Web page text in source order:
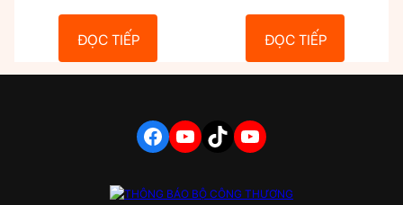
ĐỌC TIẾP ĐỌC TIẾP
FACEBOOK YOUTUBE TIKTOK YOUTUBE